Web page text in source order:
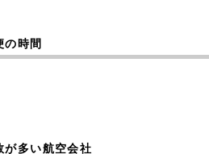
の時間
多い航空会社